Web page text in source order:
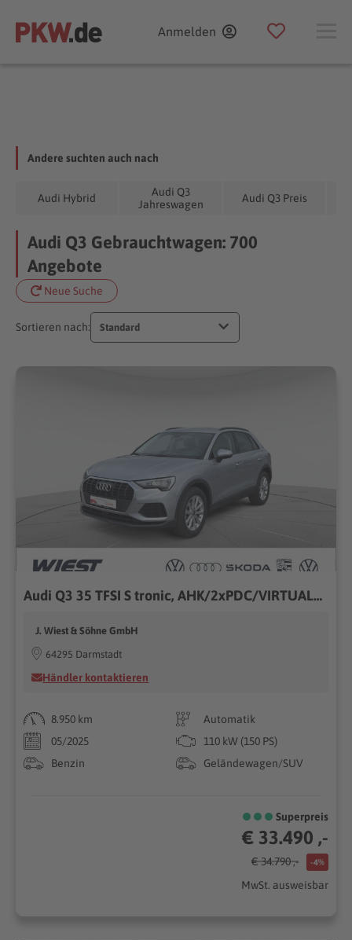
Anmelden
Andere suchten auch nach
Audi Hybrid
Audi Q3
Jahreswagen
Audi Q3 Preis
Audi Q3 Gebrauchtwagen: 700
Angebote
Neue Suche
Sortieren nach: Standard
Audi Q3 35 TFSI S tronic, AHK/2xPDC/VIRTUAL/18"/NAVI/KLIMA/SHZ uvm.
J. Wiest & Söhne GmbH
64295 Darmstadt
Händler kontaktieren
8.950 km
Automatik
05/2025
110 kW (150 PS)
Benzin
Geländewagen/SUV
Superpreis
€ 33.490 ,-
€ 34.790 ,- -4%
MwSt. ausweisbar